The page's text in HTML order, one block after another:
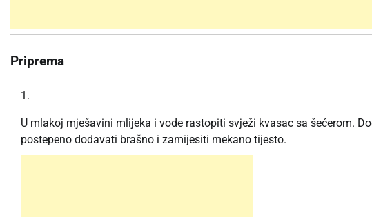
Priprema
U mlakoj mješavini mlijeka i vode rastopiti svježi kvasac sa šećerom.
postepeno dodavati brašno i zamijesiti mekano tijesto.